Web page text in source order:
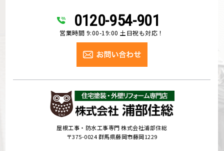
0120-954-901
営業時間 9:00-19:00 土日祝も対応！
屋根工事・防水工事専門 株式会社浦部住総
〒375-0024 群馬県藤岡市藤岡1229